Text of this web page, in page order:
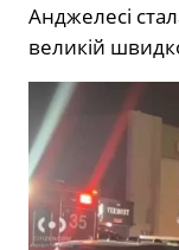
Анджелесі
великій